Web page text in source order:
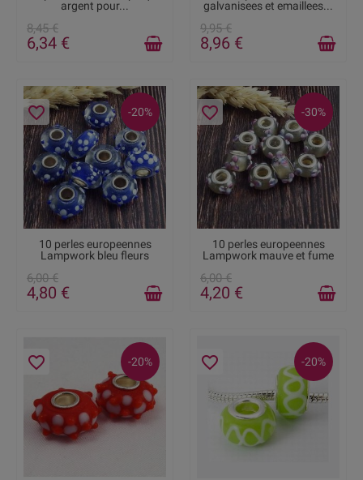
argent pour...
8,45 €
6,34 €
STOCK
galvanisees et emaillees...
9,95 €
8,96 €
-20%
DERNIERS ARTICLES EN
STOCK
favorite_border
10 perles europeennes
Lampwork bleu fleurs
6,00 €
4,80 €
-30%
DISPONIBLE
favorite_border
10 perles europeennes
Lampwork mauve et fume
6,00 €
4,20 €
-20%
favorite_border -20%
favorite_border